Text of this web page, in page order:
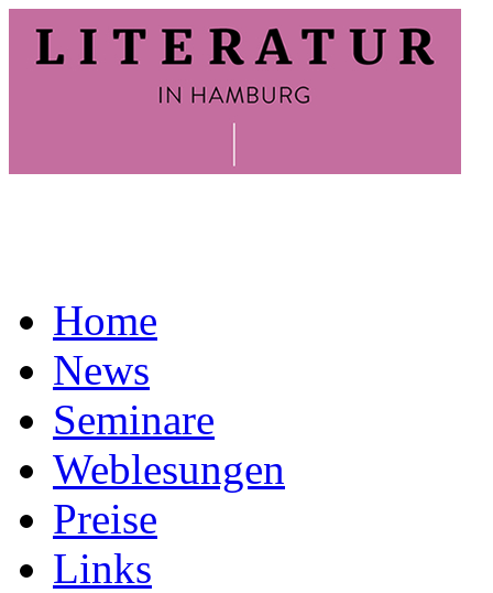
Home
News
Seminare
Weblesungen
Preise
Links